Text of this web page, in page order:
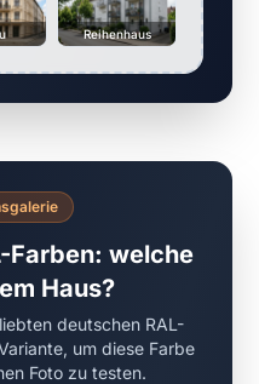
Reihenhaus
Farben: welche
Haus?
deutschen RAL-
um diese Farbe
Foto zu testen.